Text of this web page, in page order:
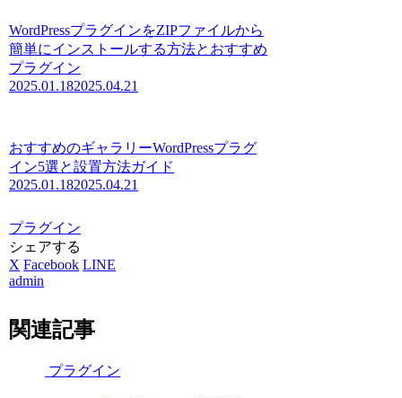
WordPressプラグインをZIPファイルから
簡単にインストールする方法とおすすめ
プラグイン
2025.01.182025.04.21
おすすめのギャラリーWordPressプラグ
イン5選と設置方法ガイド
2025.01.182025.04.21
プラグイン
シェアする
X Facebook LINE
admin
関連記事
プラグイン